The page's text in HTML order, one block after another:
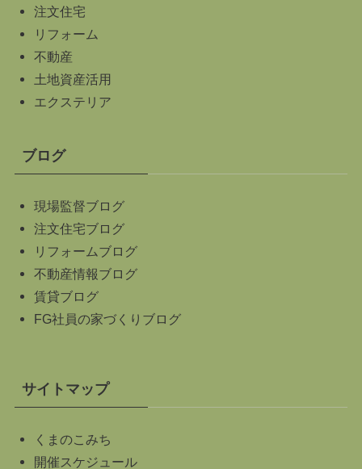
注文住宅
リフォーム
不動産
土地資産活用
エクステリア
ブログ
現場監督ブログ
注文住宅ブログ
リフォームブログ
不動産情報ブログ
賃貸ブログ
FG社員の家づくりブログ
サイトマップ
くまのこみち
開催スケジュール